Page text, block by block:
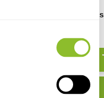
Schwarze
€ 40,51